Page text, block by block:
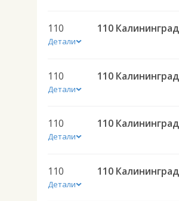
110
Детали
110
110
Детали
110
110
Детали
110
110
Детали
110